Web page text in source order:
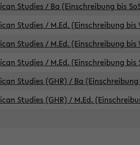
Studies / Ba (Einschreibung bis
Studies / M.Ed. (Einschreibung bis
Studies / M.Ed. (Einschreibung bis
Studies / M.Ed. (Einschreibung bis
Studies (GHR) / Ba (Einschreibung
Studies (GHR) / M.Ed.